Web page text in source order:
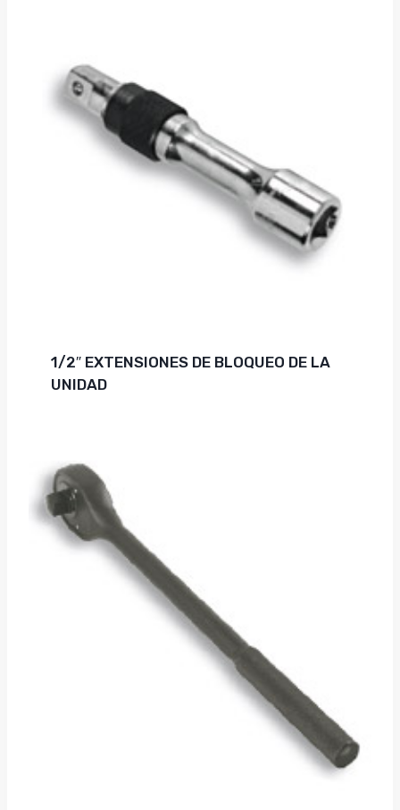
1/2″ EXTENSIONES DE BLOQUEO DE LA
UNIDAD